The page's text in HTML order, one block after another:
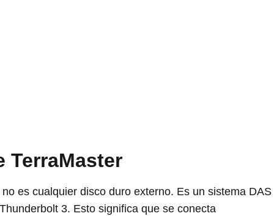
TerraMaster
es cualquier disco duro externo. Es un sistema DAS
3. Esto significa que se conecta